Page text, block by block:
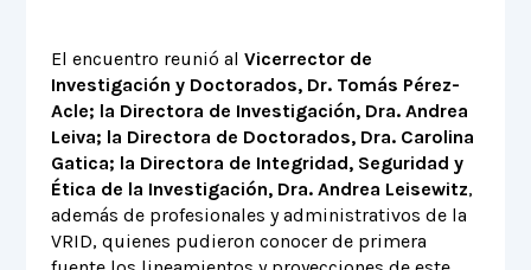
El encuentro reunió al Vicerrector de
Investigación y Doctorados, Dr. Tomás Pérez-
Acle; la Directora de Investigación, Dra. Andrea
Leiva; la Directora de Doctorados, Dra. Carolina
Gatica; la Directora de Integridad, Seguridad y
Ética de la Investigación, Dra. Andrea Leisewitz,
además de profesionales y administrativos de la
VRID, quienes pudieron conocer de primera